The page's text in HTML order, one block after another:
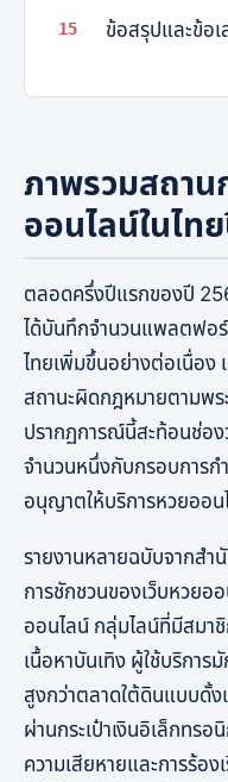
ข้อสรุปและข้อ
ภาพรวมสถา
ออนไลน์ในไท
ตลอดครึ่งปีแรกของปี
ได้บันทึกจำนวนแพลตฟอร์
ไทยเพิ่มขึ้นอย่างต่อเนื่อง
สถานะผิดกฎหมายตาม
ปรากฏการณ์นี้สะท้อนช่อง
จำนวนหนึ่งกับกรอบการก
อนุญาตให้บริการหวยออ
รายงานหลายฉบับจากสำ
การชักชวนของเว็บหวย
ออนไลน์ กลุ่มไลน์ที่มีสมา
เนื้อหาบันเทิง ผู้ใช้บริกา
สูงกว่าตลาดใต้ดินแบบดั้ง
ผ่านกระเป๋าเงินอิเล็กทร
ความเสียหายและการร้อ